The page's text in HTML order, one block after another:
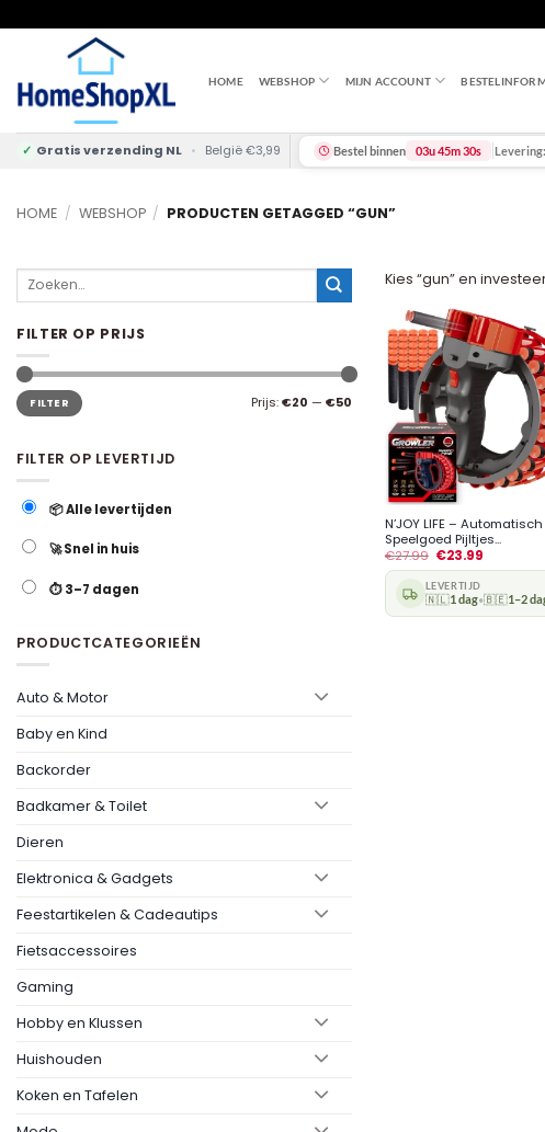
to
HOME WEBSHOP MIJN ACCOUNT
✓ Gratis verzending NL • België €3,99 Bestel binnen 03u 45m 29s Levering:
HOME / WEBSHOP / PRODUCTEN GETAGGED “GUN”
Zoeken
FILTER OP PRIJS
Min.
prijs
Max.
prijsFILTER Prijs:€20 — €50
FILTER OP LEVERTIJD
📦 Alle levertijden
🚀 Snel in huis
⏱️ 3–7 dagen
PRODUCTCATEGORIEËN
Auto & Motor
Baby en Kind
Backorder
Badkamer & Toilet
Dieren
Elektronica & Gadgets
Feestartikelen & Cadeautips
Fietsaccessoires
Gaming
Hobby en Klussen
Huishouden
Koken en Tafelen
Kies “gun” en
+
N’JOY LIFE – Automatisch
Speelgoed Pijltjes...
€27.99 €23.99
LEVERTIJD
🇳🇱1 dag•🇧🇪1–2